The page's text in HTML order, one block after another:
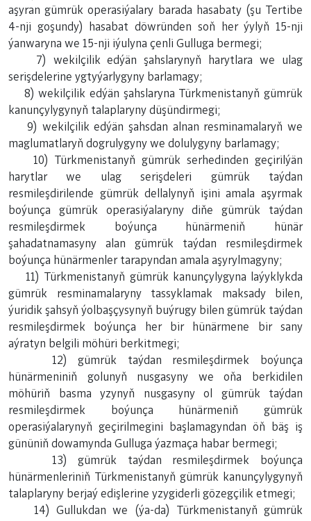
aşyran gümrük operasiýalary barada hasabaty (şu Tertibe
4-nji goşundy) hasabat döwründen soň her ýylyň 15-nji
ýanwaryna we 15-nji iýulyna çenli Gulluga bermegi;
7) wekilçilik edýän şahslarynyň harytlara we ulag
serişdelerine ygtyýarlygyny barlamagy;
8) wekilçilik edýän şahslaryna Türkmenistanyň gümrük
kanunçylygynyň talaplaryny düşündirmegi;
9) wekilçilik edýän şahsdan alnan resminamalaryň we
maglumatlaryň dogrulygyny we dolulygyny barlamagy;
10) Türkmenistanyň gümrük serhedinden geçirilýän
harytlar we ulag serişdeleri gümrük taýdan
resmileşdirilende gümrük dellalynyň işini amala aşyrmak
boýunça gümrük operasiýalaryny diňe gümrük taýdan
resmileşdirmek boýunça hünärmeniň hünär
şahadatnamasyny alan gümrük taýdan resmileşdirmek
boýunça hünärmenler tarapyndan amala aşyrylmagyny;
11) Türkmenistanyň gümrük kanunçylygyna laýyklykda
gümrük resminamalaryny tassyklamak maksady bilen,
ýuridik şahsyň ýolbaşçysynyň buýrugy bilen gümrük taýdan
resmileşdirmek boýunça her bir hünärmene bir sany
aýratyn belgili möhüri berkitmegi;
12) gümrük taýdan resmileşdirmek boýunça
hünärmeniniň golunyň nusgasyny we oňa berkidilen
möhüriň basma yzynyň nusgasyny ol gümrük taýdan
resmileşdirmek boýunça hünärmeniň gümrük
operasiýalarynyň geçirilmegini başlamagyndan öň bäş iş
gününiň dowamynda Gulluga ýazmaça habar bermegi;
13) gümrük taýdan resmileşdirmek boýunça
hünärmenleriniň Türkmenistanyň gümrük kanunçylygynyň
talaplaryny berjaý edişlerine yzygiderli gözegçilik etmegi;
14) Gullukdan we (ýa-da) Türkmenistanyň gümrük